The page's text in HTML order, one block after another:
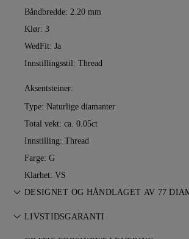
Båndbredde: 2.20 mm
Klør: 3
WedFit: Ja
Innstillingsstil: Thread
Aksentsteiner:
Type: Naturlige diamanter
Total vekt: ca. 0.05ct
Innstilling: Thread
Farge: G
Klarhet: VS
DESIGNET OG HÅNDLAGET AV 77
Smykkekunst perfeksjonert av 77
LIVSTIDSGARANTI
Alle kjøp hos 77 Diamonds inkluderer